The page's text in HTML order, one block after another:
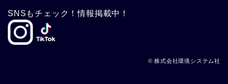
SNSもチェック！情報掲載中！
© 株式会社環境システム社